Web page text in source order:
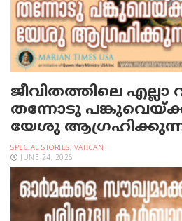
ജീവിതത്തിലെ
തന്നോടു
യേശു
SPECIAL STORIES, VATICAN
JUNE 24, 2026